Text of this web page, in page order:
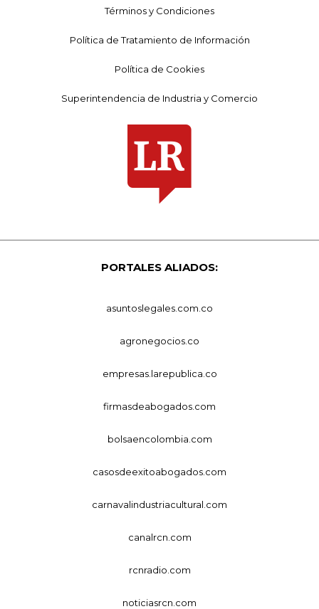
Términos y Condiciones
Política de Tratamiento de Información
Política de Cookies
Superintendencia de Industria y Comercio
PORTALES ALIADOS:
asuntoslegales.com.co
agronegocios.co
empresas.larepublica.co
firmasdeabogados.com
bolsaencolombia.com
casosdeexitoabogados.com
carnavalindustriacultural.com
canalrcn.com
rcnradio.com
noticiasrcn.com